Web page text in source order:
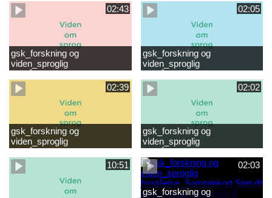
læsevanskeligheder.mp4
første læsning 6-8 år.mp4
02:43
gsk_forskning og
viden_sproglig
forståelse_Støt dit barns
fortsatte læsning 8-10 år.mp4
02:05
gsk_forskning og
viden_sproglig
forståelse_Snak med dit barn
6 mdr-2 år.mp4
02:39
gsk_forskning og
viden_sproglig
forståelse_Snak med dit barn
2-6 år.mp4
02:02
gsk_forskning og
viden_sproglig
forståelse_Snak med din
baby 0-6 mdr.mp4
10:51 02:03
gsk_forskning og